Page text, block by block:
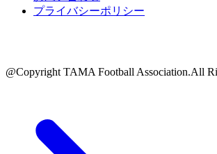
プライバシーポリシー
@Copyright TAMA Football Association.All